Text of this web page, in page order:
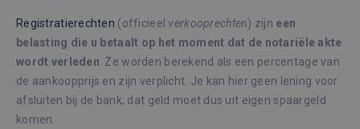
Registratierechten (officieel verkooprechten) zijn een
belasting die u betaalt op het moment dat de notariële akte
wordt verleden. Ze worden berekend als een percentage van
de aankoopprijs en zijn verplicht. Je kan hier geen lening voor
afsluiten bij de bank, dat geld moet dus uit eigen spaargeld
komen.